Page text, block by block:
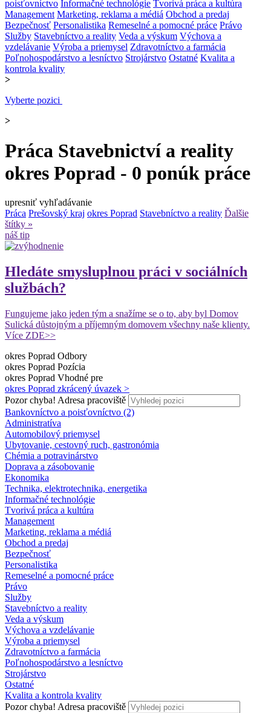
poisťovníctvo Informačné technológie Tvorivá práca a kultúra
Management Marketing, reklama a médiá Obchod a predaj
Bezpečnosť Personalistika Remeselné a pomocné práce Právo
Služby Stavebníctvo a reality Veda a výskum Výchova a
vzdelávanie Výroba a priemysel Zdravotníctvo a farmácia
Poľnohospodárstvo a lesníctvo Strojárstvo Ostatné Kvalita a
kontrola kvality
>
Vyberte pozici
>
Práca Stavebnictví a reality
okres Poprad - 0 ponúk práce
upresniť vyhľadávanie
Práca Prešovský kraj okres Poprad Stavebníctvo a reality Ďalšie
štítky »
náš tip
Hledáte smysluplnou práci v sociálních
službách?
Fungujeme jako jeden tým a snažíme se o to, aby byl Domov
Sulická důstojným a příjemným domovem všechny naše klienty.
Více ZDE>>
okres Poprad Odbory
okres Poprad Pozícia
okres Poprad Vhodné pre
okres Poprad zkrácený úvazek >
Pozor chyba! Adresa pracoviště
Bankovníctvo a poisťovníctvo (2)
Administratíva
Automobilový priemysel
Ubytovanie, cestovný ruch, gastronómia
Chémia a potravinárstvo
Doprava a zásobovanie
Ekonomika
Technika, elektrotechnika, energetika
Informačné technológie
Tvorivá práca a kultúra
Management
Marketing, reklama a médiá
Obchod a predaj
Bezpečnosť
Personalistika
Remeselné a pomocné práce
Právo
Služby
Stavebníctvo a reality
Veda a výskum
Výchova a vzdelávanie
Výroba a priemysel
Zdravotníctvo a farmácia
Poľnohospodárstvo a lesníctvo
Strojárstvo
Ostatné
Kvalita a kontrola kvality
Pozor chyba! Adresa pracoviště